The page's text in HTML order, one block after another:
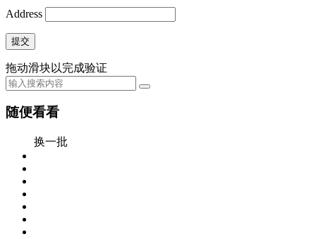
Address
提交
拖动滑块以完成验证
随便看看
换一批